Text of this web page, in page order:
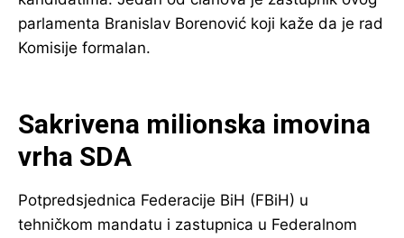
parlamenta Branislav Borenović koji kaže da je rad
Komisije formalan.
Sakrivena milionska imovina
vrha SDA
Potpredsjednica Federacije BiH (FBiH) u
tehničkom mandatu i zastupnica u Federalnom